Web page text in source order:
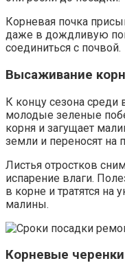
Корневая почка
даже в дождливую
соединиться с почвой.
Высаживание
К концу сезона среди
молодые зеленые
корня и загущает
земли и переносят на
Листья отростков
испарение влаги.
в корне и тратятся на
малины.
Корневые черенки